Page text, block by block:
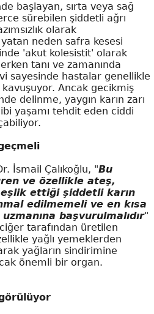
başlayan, sırta veya sağ
sürebilen şiddetli ağrı
olarak
neden safra kesesi
'akut kolesistit' olarak
tanı ve zamanında
sayesinde hastalar genellikle
kavuşuyor. Ancak gecikmiş
delinme, yaygın karın zarı
yaşamı tehdit eden ciddi
İsmail Çalıkoğlu, "Bu
ve özellikle ateş,
eşlik ettiği şiddetli karın
edilmemeli ve en kısa
başvurulmalıdır"
tarafından üretilen
yağlı yemeklerden
yağların sindirimine
önemli bir organ.